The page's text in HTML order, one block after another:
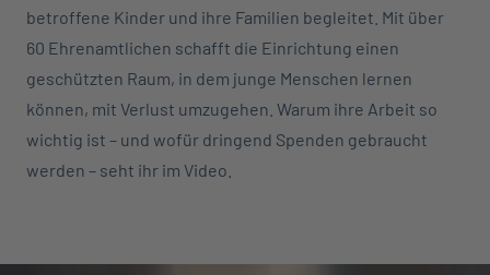
betroffene Kinder und ihre Familien begleitet. Mit über
60 Ehrenamtlichen schafft die Einrichtung einen
geschützten Raum, in dem junge Menschen lernen
können, mit Verlust umzugehen. Warum ihre Arbeit so
wichtig ist – und wofür dringend Spenden gebraucht
werden – seht ihr im Video.